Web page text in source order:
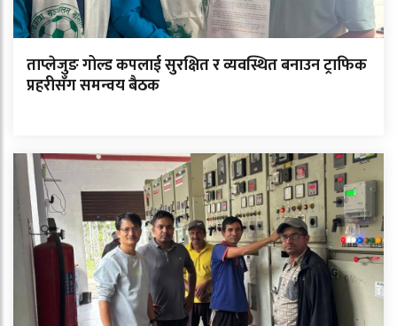
ताप्लेजुङ गोल्ड कपलाई सुरक्षित र व्यवस्थित बनाउन ट्राफिक
प्रहरीसँग समन्वय बैठक